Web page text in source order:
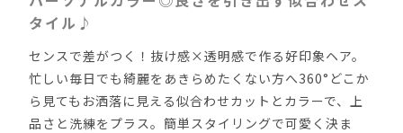
タイル♪
センスで差がつく！抜け感×透明感で作る好印象ヘア。
忙しい毎日でも綺麗をあきらめたくない方へ360°どこか
ら見てもお洒落に見える似合わせカットとカラーで、上
品さと洗練をプラス。簡単スタイリングで可愛く決ま